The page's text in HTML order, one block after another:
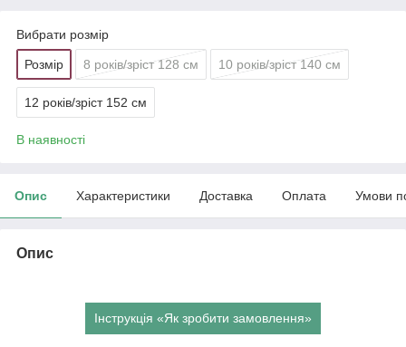
Вибрати розмір
Розмір 8 років/зріст 128 см 10 років/зріст 140 см
12 років/зріст 152 см
В наявності
Опис Характеристики Доставка Оплата Умови
Опис
Інструкція «Як зробити замовлення»